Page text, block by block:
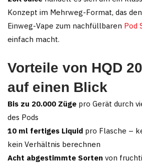
Konzept im Mehrweg-Format, das
Einweg-Vape zum nachfüllbaren Pod
einfach macht.
Vorteile von HQD
auf einen Blick
Bis zu 20.000 Züge pro Gerät durch
des Pods
10 ml fertiges Liquid pro Flasche –
kein Verhältnis berechnen
Acht abgestimmte Sorten von